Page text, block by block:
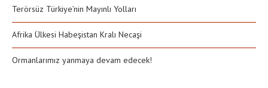
Terörsüz Türkiye’nin Mayınlı Yolları
Afrika Ülkesi Habeşistan Kralı Necaşi
Ormanlarımız yanmaya devam edecek!